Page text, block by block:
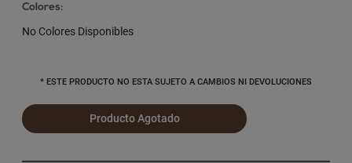
Colores:
No Colores Disponibles
* ESTE PRODUCTO NO ESTA SUJETO A CAMBIOS NI DEVOLUCIONES
Producto Agotado